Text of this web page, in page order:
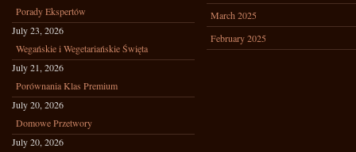
Porady Ekspertów
July 23, 2026
Wegańskie i Wegetariańskie Święta
July 21, 2026
Porównania Klas Premium
July 20, 2026
Domowe Przetwory
July 20, 2026
March 2025
February 2025